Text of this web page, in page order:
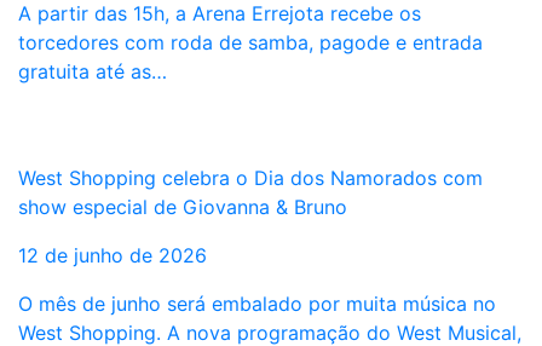
A partir das 15h, a Arena Errejota recebe os
torcedores com roda de samba, pagode e entrada
gratuita até as…
West Shopping celebra o Dia dos Namorados com
show especial de Giovanna & Bruno
12 de junho de 2026
O mês de junho será embalado por muita música no
West Shopping. A nova programação do West Musical,